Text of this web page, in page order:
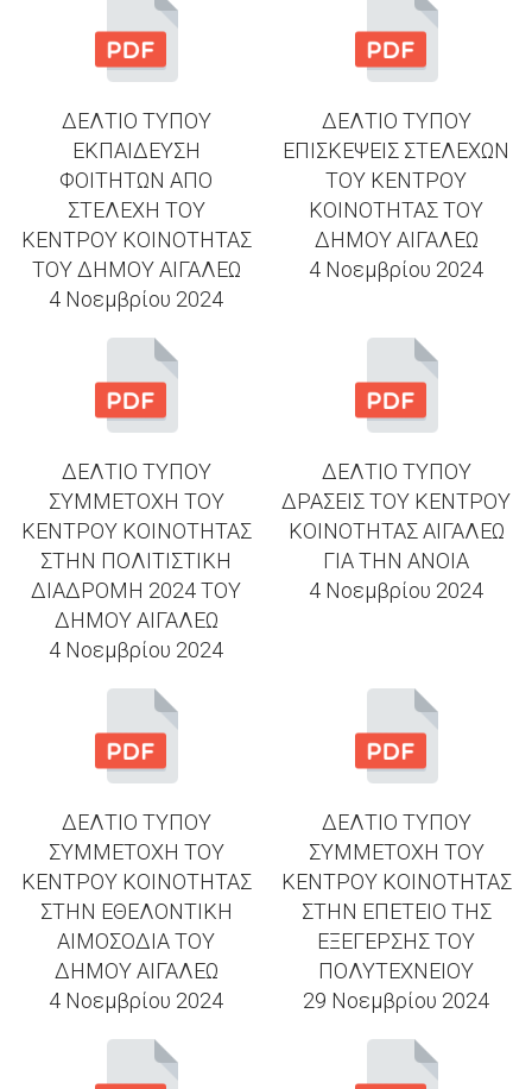
ΔΕΛΤΙΟ ΤΥΠΟΥ
ΕΚΠΑΙΔΕΥΣΗ
ΦΟΙΤΗΤΩΝ ΑΠΟ
ΣΤΕΛΕΧΗ ΤΟΥ
ΚΕΝΤΡΟΥ ΚΟΙΝΟΤΗΤΑΣ
ΤΟΥ ΔΗΜΟΥ ΑΙΓΑΛΕΩ
4 Νοεμβρίου 2024
ΔΕΛΤΙΟ ΤΥΠΟΥ
ΕΠΙΣΚΕΨΕΙΣ ΣΤΕΛΕΧΩΝ
ΤΟΥ ΚΕΝΤΡΟΥ
ΚΟΙΝΟΤΗΤΑΣ ΤΟΥ
ΔΗΜΟΥ ΑΙΓΑΛΕΩ
4 Νοεμβρίου 2024
ΔΕΛΤΙΟ ΤΥΠΟΥ
ΣΥΜΜΕΤΟΧΗ ΤΟΥ
ΚΕΝΤΡΟΥ ΚΟΙΝΟΤΗΤΑΣ
ΣΤΗΝ ΠΟΛΙΤΙΣΤΙΚΗ
ΔΙΑΔΡΟΜΗ 2024 ΤΟΥ
ΔΗΜΟΥ ΑΙΓΑΛΕΩ
4 Νοεμβρίου 2024
ΔΕΛΤΙΟ ΤΥΠΟΥ
ΔΡΑΣΕΙΣ ΤΟΥ ΚΕΝΤΡΟΥ
ΚΟΙΝΟΤΗΤΑΣ ΑΙΓΑΛΕΩ
ΓΙΑ ΤΗΝ ΑΝΟΙΑ
4 Νοεμβρίου 2024
ΔΕΛΤΙΟ ΤΥΠΟΥ
ΣΥΜΜΕΤΟΧΗ ΤΟΥ
ΚΕΝΤΡΟΥ ΚΟΙΝΟΤΗΤΑΣ
ΣΤΗΝ ΕΘΕΛΟΝΤΙΚΗ
ΑΙΜΟΣΟΔΙΑ ΤΟΥ
ΔΗΜΟΥ ΑΙΓΑΛΕΩ
4 Νοεμβρίου 2024
ΔΕΛΤΙΟ ΤΥΠΟΥ
ΣΥΜΜΕΤΟΧΗ ΤΟΥ
ΚΕΝΤΡΟΥ ΚΟΙΝΟΤΗΤΑΣ
ΣΤΗΝ ΕΠΕΤΕΙΟ ΤΗΣ
ΕΞΕΓΕΡΣΗΣ ΤΟΥ
ΠΟΛΥΤΕΧΝΕΙΟΥ
29 Νοεμβρίου 2024